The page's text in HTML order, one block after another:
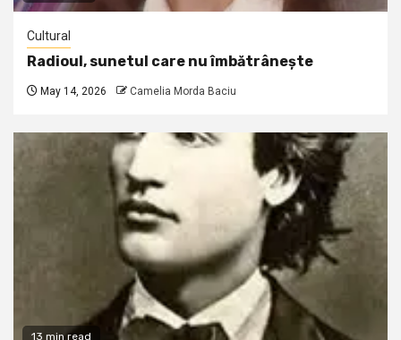
Cultural
Radioul, sunetul care nu îmbătrânește
May 14, 2026 Camelia Morda Baciu
13 min read